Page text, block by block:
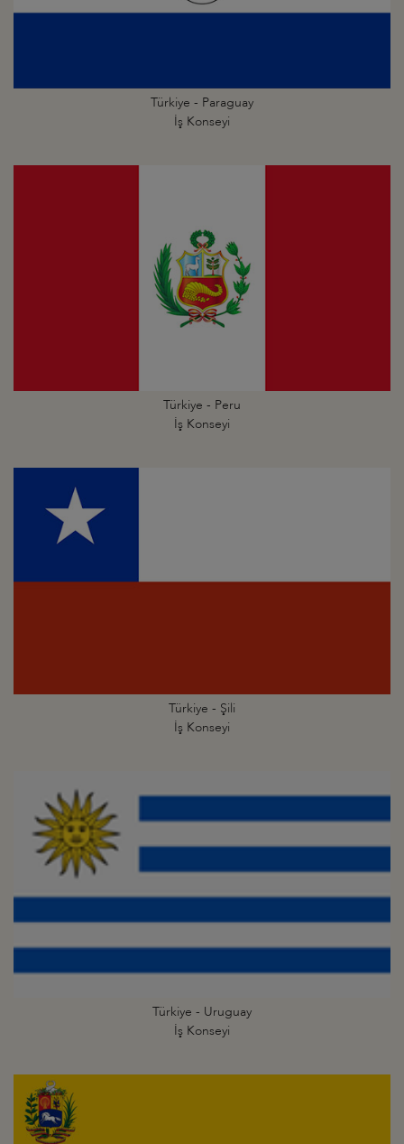
Türkiye - Paraguay
İş Konseyi
Türkiye - Peru
İş Konseyi
Türkiye - Şili
İş Konseyi
Türkiye - Uruguay
İş Konseyi